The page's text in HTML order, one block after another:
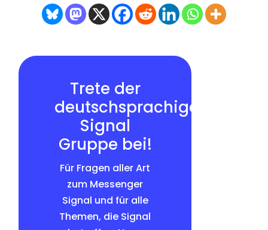
Trete der
deutschsprachigen
Signal
Gruppe bei!
Für Fragen aller Art
zum Messenger
Signal und für alle
Themen, die Signal